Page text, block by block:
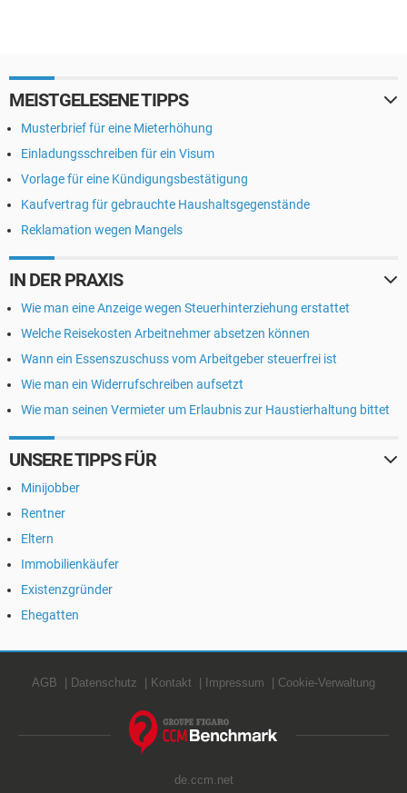
MEISTGELESENE TIPPS
Musterbrief für eine Mieterhöhung
Einladungsschreiben für ein Visum
Vorlage für eine Kündigungsbestätigung
Kaufvertrag für gebrauchte Haushaltsgegenstände
Reklamation wegen Mangels
IN DER PRAXIS
Wie man eine Anzeige wegen Steuerhinterziehung erstattet
Welche Reisekosten Arbeitnehmer absetzen können
Wann ein Essenszuschuss vom Arbeitgeber steuerfrei ist
Wie man ein Widerrufschreiben aufsetzt
Wie man seinen Vermieter um Erlaubnis zur Haustierhaltung bittet
UNSERE TIPPS FÜR
Minijobber
Rentner
Eltern
Immobilienkäufer
Existenzgründer
Ehegatten
AGB Datenschutz Kontakt Impressum Cookie-Verwaltung
de.ccm.net